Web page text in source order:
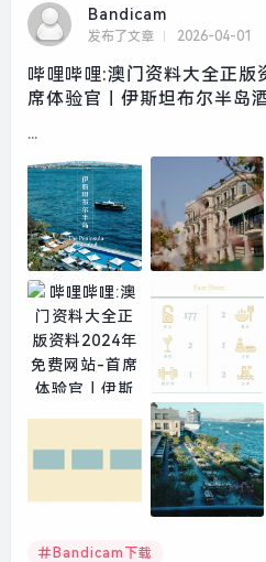
Bandicam
发布了文章 2026-04-01
哔哩哔哩:澳门资料大全正
席体验官｜伊斯坦布尔半岛
...
Bandicam下载